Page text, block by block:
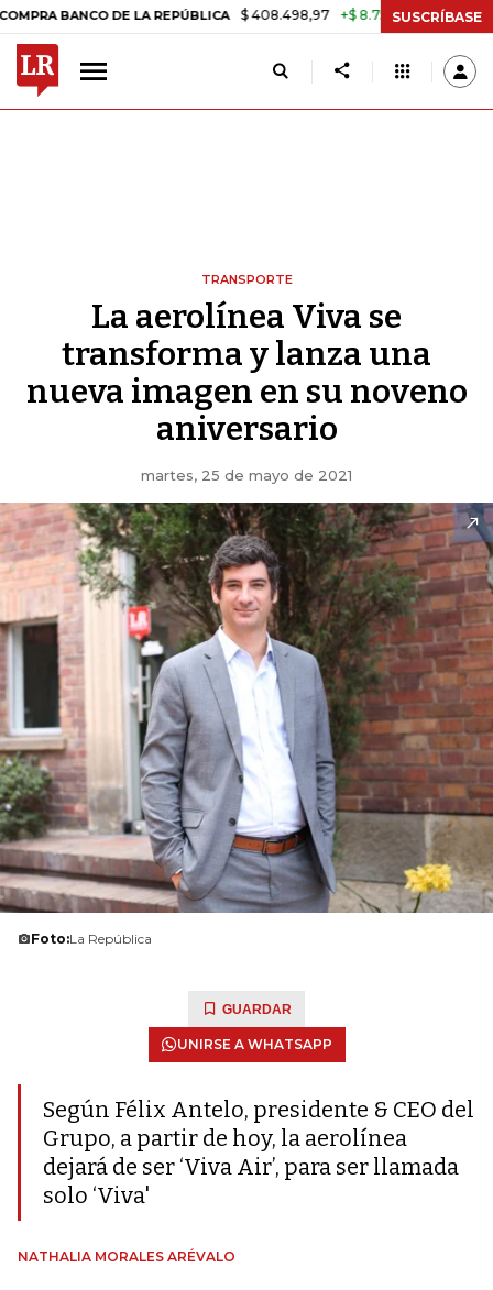
DE LA REPÚBLICA $ 408.498,97 +$ 8.753,81 +2,19% TASA
SUSCRÍBASE
TRANSPORTE
La aerolínea Viva se
transforma y lanza una
nueva imagen en su noveno
aniversario
martes, 25 de mayo de 2021
Foto:La República
GUARDAR
UNIRSE A WHATSAPP
Según Félix Antelo, presidente & CEO del
Grupo, a partir de hoy, la aerolínea
dejará de ser ‘Viva Air’, para ser llamada
solo ‘Viva'
NATHALIA MORALES ARÉVALO